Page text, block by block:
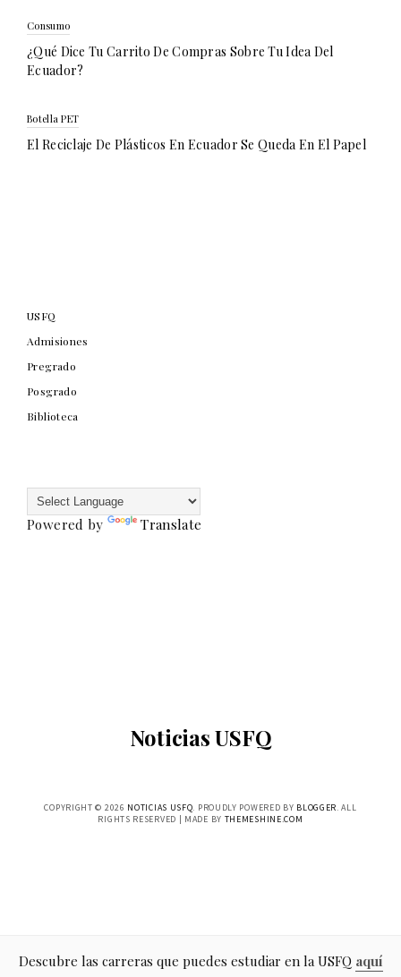
Descubre las carreras que puedes estudiar en la USFQ aquí
Consumo
¿Qué Dice Tu Carrito De Compras Sobre Tu Idea Del
Ecuador?
Botella PET
El Reciclaje De Plásticos En Ecuador Se Queda En El Papel
USFQ
Admisiones
Pregrado
Posgrado
Biblioteca
Powered by Translate
Noticias USFQ
COPYRIGHT © 2026 NOTICIAS USFQ. PROUDLY POWERED BY BLOGGER. ALL
RIGHTS RESERVED | MADE BY THEMESHINE.COM